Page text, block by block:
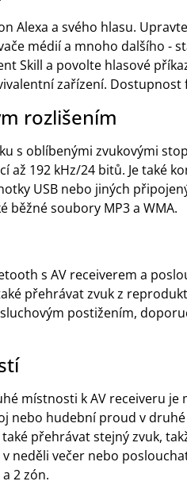
Alexa a svého hlasu.
médií a mnoho dalšího -
Skill a povolte hlasové
zařízení.
rozlišením
s oblíbenými zvukovými
až 192 kHz/24 bitů. Je také
USB nebo jiných
běžné soubory MP3 a WMA.
s AV receiverem a
přehrávat zvuk z
postižením,
místnosti k AV receiveru je
nebo hudební proud v
přehrávat stejný zvuk,
neděli večer nebo
2 zón.